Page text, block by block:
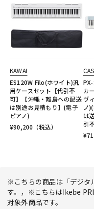
KAWAI
ES120W Filo(ホワイト)汎
用ケースセット【代引不
可】【沖縄・離島への配送
は別途お見積もり】(電子
ピアノ)
¥90,200 （税込）
カ
ヴ
ノ
は
引
¥
※こちらの商品は「デジタ
す。，※こちらはIkebe
対象外商品です。